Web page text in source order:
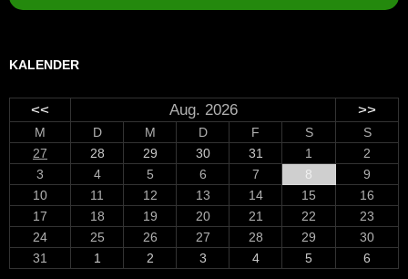
KALENDER
<< Aug. 2026 >>
M D M D F S
S
27
28 29 30 31 1
2
3
4 5 6 7 8
9
10
11 12 13 14 15
16
17
18 19 20 21 22
23
24
25 26 27 28 29
30
31
1 2 3 4 5 6